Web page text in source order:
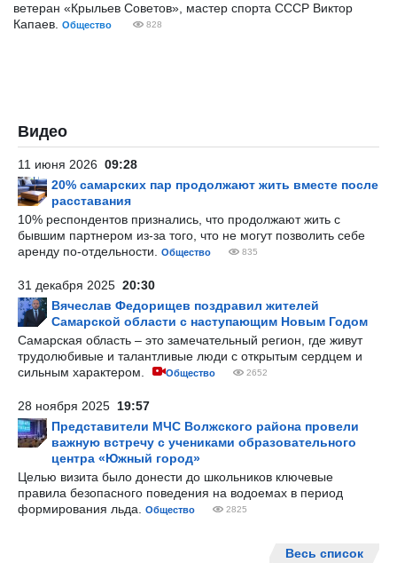
ветеран «Крыльев Советов», мастер спорта СССР Виктор
Капаев.
Общество 828
Видео
11 июня 2026 09:28
20% самарских пар продолжают жить вместе после
расставания
10% респондентов признались, что продолжают жить с
бывшим партнером из-за того, что не могут позволить себе
аренду по-отдельности.
Общество 835
31 декабря 2025 20:30
Вячеслав Федорищев поздравил жителей
Самарской области с наступающим Новым Годом
Самарская область – это замечательный регион, где живут
трудолюбивые и талантливые люди с открытым сердцем и
сильным характером.
Общество 2652
28 ноября 2025 19:57
Представители МЧС Волжского района провели
важную встречу с учениками образовательного
центра «Южный город»
Целью визита было донести до школьников ключевые
правила безопасного поведения на водоемах в период
формирования льда.
Общество 2825
Весь список